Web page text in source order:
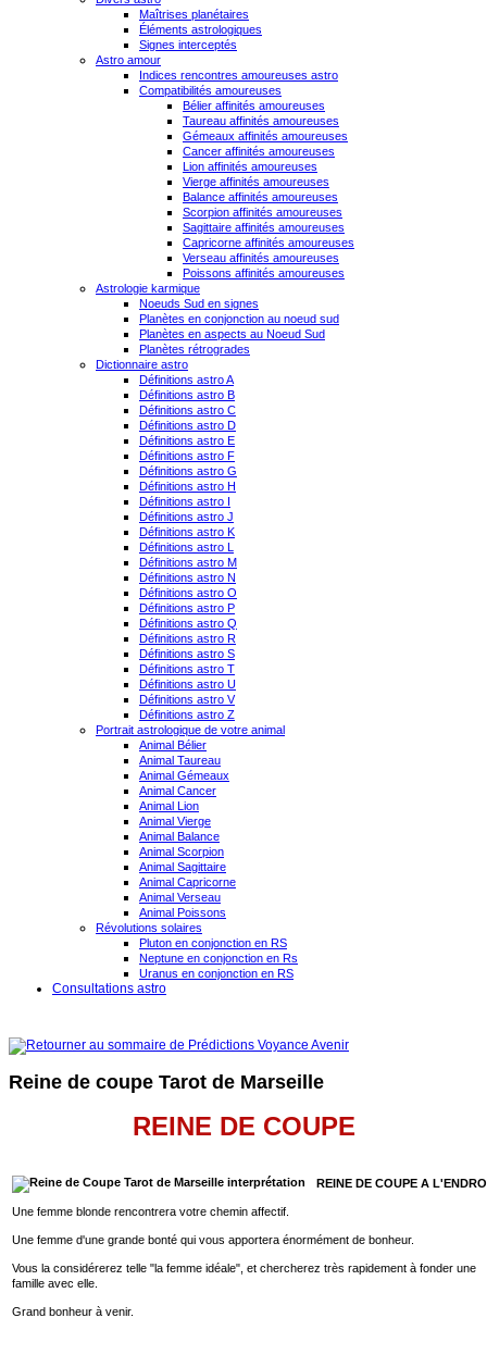
Maîtrises planétaires
Éléments astrologiques
Signes interceptés
Astro amour
Indices rencontres amoureuses astro
Compatibilités amoureuses
Bélier affinités amoureuses
Taureau affinités amoureuses
Gémeaux affinités amoureuses
Cancer affinités amoureuses
Lion affinités amoureuses
Vierge affinités amoureuses
Balance affinités amoureuses
Scorpion affinités amoureuses
Sagittaire affinités amoureuses
Capricorne affinités amoureuses
Verseau affinités amoureuses
Poissons affinités amoureuses
Astrologie karmique
Noeuds Sud en signes
Planètes en conjonction au noeud sud
Planètes en aspects au Noeud Sud
Planètes rétrogrades
Dictionnaire astro
Définitions astro A
Définitions astro B
Définitions astro C
Définitions astro D
Définitions astro E
Définitions astro F
Définitions astro G
Définitions astro H
Définitions astro I
Définitions astro J
Définitions astro K
Définitions astro L
Définitions astro M
Définitions astro N
Définitions astro O
Définitions astro P
Définitions astro Q
Définitions astro R
Définitions astro S
Définitions astro T
Définitions astro U
Définitions astro V
Définitions astro Z
Portrait astrologique de votre animal
Animal Bélier
Animal Taureau
Animal Gémeaux
Animal Cancer
Animal Lion
Animal Vierge
Animal Balance
Animal Scorpion
Animal Sagittaire
Animal Capricorne
Animal Verseau
Animal Poissons
Révolutions solaires
Pluton en conjonction en RS
Neptune en conjonction en Rs
Uranus en conjonction en RS
Consultations astro
Reine de coupe Tarot de Marseille
REINE DE COUPE
REINE DE COUPE A
Une femme blonde rencontrera votre chemin affectif.
Une femme d'une grande bonté qui vous apportera énormément de bonheur.
Vous la considérerez telle "la femme idéale", et chercherez très rapidement à fonder une
famille avec elle.
Grand bonheur à venir.